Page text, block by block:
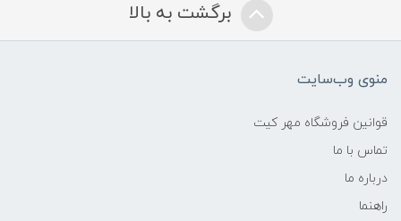
برگشت به بالا
منوی وب‌سایت
قوانین فروشگاه مهر کیت
تماس با ما
درباره ما
راهنما